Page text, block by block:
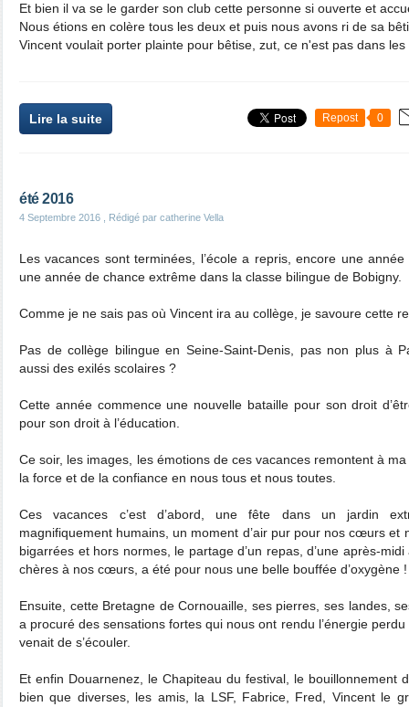
Et bien il va se le garder son club cette personne si ouverte et
Nous étions en colère tous les deux et puis nous avons ri de sa
Vincent voulait porter plainte pour bêtise, zut, ce n'est pas dans
Lire la suite Repost 0
été 2016
4 Septembre 2016 , Rédigé par catherine Vella
Les vacances sont terminées, l’école a repris, encore une
une année de chance extrême dans la classe bilingue de Bobigny.
Comme je ne sais pas où Vincent ira au collège, je savoure cette
Pas de collège bilingue en Seine-Saint-Denis, pas non plus à
aussi des exilés scolaires ?
Cette année commence une nouvelle bataille pour son droit
pour son droit à l’éducation.
Ce soir, les images, les émotions de ces vacances remontent à
la force et de la confiance en nous tous et nous toutes.
Ces vacances c’est d’abord, une fête dans un jardin
magnifiquement humains, un moment d’air pur pour nos cœurs et
bigarrées et hors normes, le partage d’un repas, d’une après-
chères à nos cœurs, a été pour nous une belle bouffée d’oxygène !
Ensuite, cette Bretagne de Cornouaille, ses pierres, ses landes,
a procuré des sensations fortes qui nous ont rendu l’énergie
venait de s’écouler.
Et enfin Douarnenez, le Chapiteau du festival, le bouillonnement
bien que diverses, les amis, la LSF, Fabrice, Fred, Vincent le